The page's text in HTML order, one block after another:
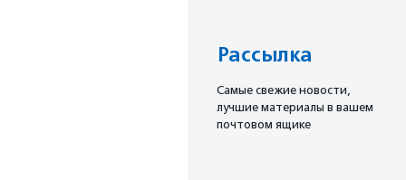
Рассылка
Cамые свежие новости,
лучшие материалы в вашем
почтовом ящике